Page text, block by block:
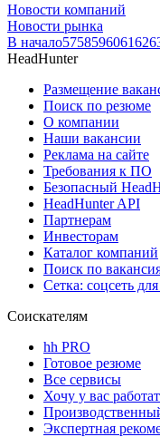
Новости компаний
Новости рынка
В начало575859606162
HeadHunter
Размещение
Поиск по резюме
О компании
Наши вакансии
Реклама на сайте
Требования к ПО
Безопасный
HeadHunter API
Партнерам
Инвесторам
Каталог компаний
Поиск по
Сетка: соцсеть
Соискателям
hh PRO
Готовое резюме
Все сервисы
Хочу у вас
Экспертная